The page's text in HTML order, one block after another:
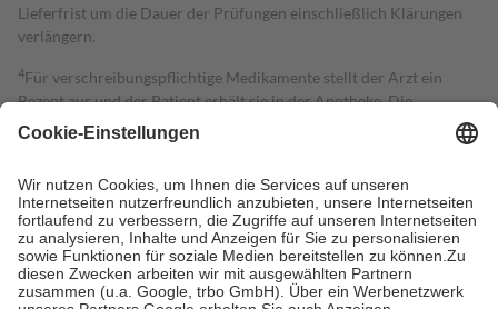
Lieferfrist um die Dauer der Prüfungen einschließlich Klärungen
verlängern.
4Für verschreibungspflichtige Medikamente stellt der Arzt ein
Rezept aus und der Patient erhält sie in der Apotheke. Die
gesetzliche Krankenversicherung übernimmt in der Regel die
Kosten dafür, der Versicherte trägt einen Teil davon als Zuzahlung
Grundsätzlich leisten Mitglieder Zuzahlungen in Höhe von zehn
Prozent des Abgabepreises,mindestens jedochfünf Euround
höchstens zehn Euro.Es sind jedoch nie mehr als die tatsächlichen
Kosten der Leistung zu entrichten.
Diese Regeln gelten grundsätzlich auch für Online-Apotheken.